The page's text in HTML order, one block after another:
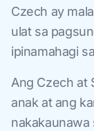
Czech ay
ulat sa
ipinamahagi
Ang Czech at
anak at ang
nakakaunawa